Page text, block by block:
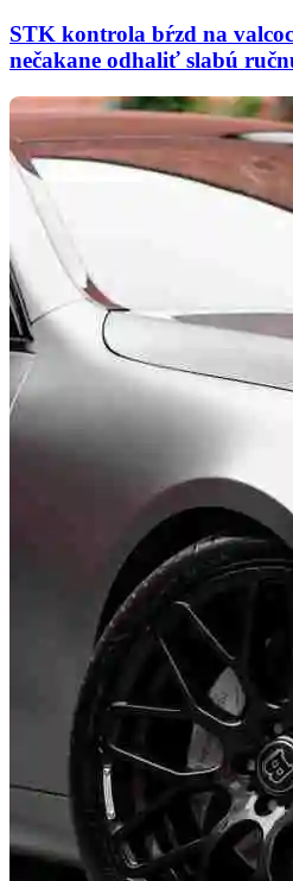
STK kontrola bŕzd na
nečakane odhaliť slabú